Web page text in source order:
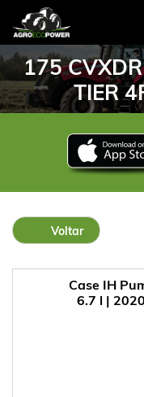
175
TIER
Voltar
Case IH
6.7 l |